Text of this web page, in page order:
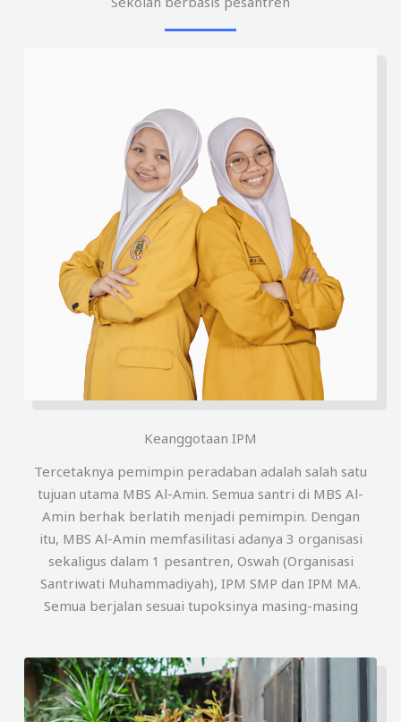
Keanggotaan IPM
Tercetaknya pemimpin peradaban adalah salah satu
tujuan utama MBS Al-Amin. Semua santri di MBS Al-
Amin berhak berlatih menjadi pemimpin. Dengan
itu, MBS Al-Amin memfasilitasi adanya 3 organisasi
sekaligus dalam 1 pesantren, Oswah (Organisasi
Santriwati Muhammadiyah), IPM SMP dan IPM MA.
Semua berjalan sesuai tupoksinya masing-masing